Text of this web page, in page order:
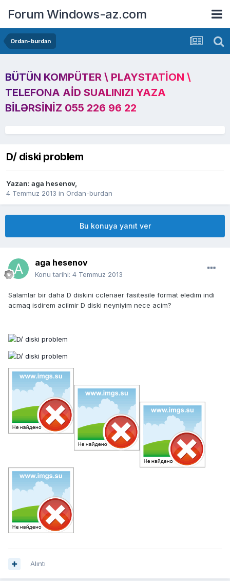
Forum Windows-az.com
Ordan-burdan
BÜTÜN KOMPÜTER \ PLAYSTATION \
TELEFONA AID SUALINIZI YAZA
BILƏRSINIZ 055 226 96 22
D/ diski problem
Yazan: aga hesenov,
4 Temmuz 2013 in Ordan-burdan
Bu konuya yanıt ver
aga hesenov
Konu tarihi: 4 Temmuz 2013
Salamlar bir daha D diskini cclenaer fasitesile format eledim indi
acmaq isdirem acilmir D diski neyniyim nece acim?
Alıntı